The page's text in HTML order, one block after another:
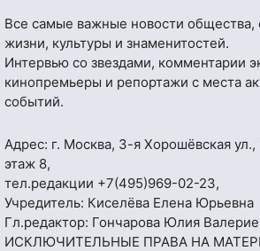
Все самые важные новости общества,
жизни, культуры и знаменитостей.
Интервью со звездами, комментарии
кинопремьеры и репортажи с места
событий.
Адрес: г. Москва, 3-я Хорошёвская ул.,
этаж 8,
тел.редакции +7(495)969-02-23,
Учредитель: Киселёва Елена Юрьевна
Гл.редактор: Гончарова Юлия
ИСКЛЮЧИТЕЛЬНЫЕ ПРАВА НА